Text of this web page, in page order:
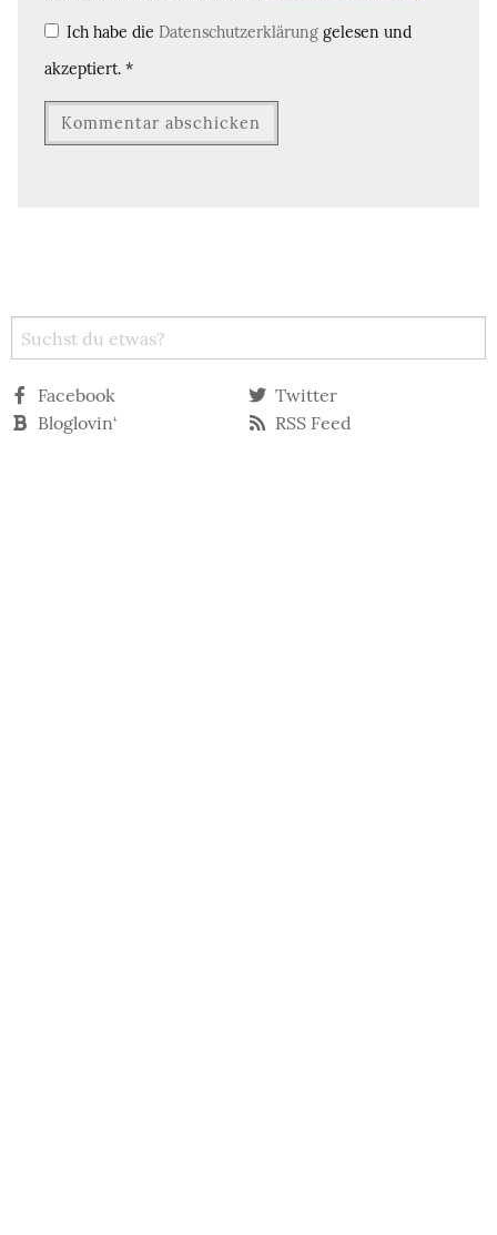
Ich habe die Datenschutzerklärung gelesen und
akzeptiert. *
Facebook
Twitter
Bloglovin‘
RSS Feed